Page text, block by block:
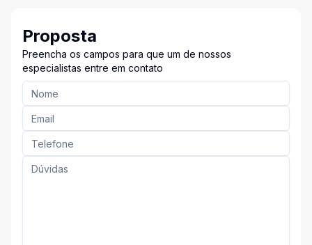
Proposta
Preencha os campos para que um de nossos
especialistas entre em contato